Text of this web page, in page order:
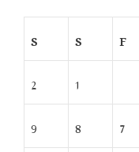
F
S
S
1
2
7
8
9